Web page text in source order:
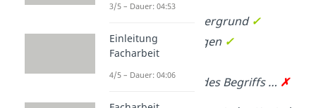
2 Theoretischer Hintergrund ✓
2.1 Begriffserklärungen ✓
2.1.1 Begriff …
2.1.1.1 Hintergrund des Begriffs … ✗
3/5 – Dauer: 04:53
Einleitung
Facharbeit
4/5 – Dauer: 04:06